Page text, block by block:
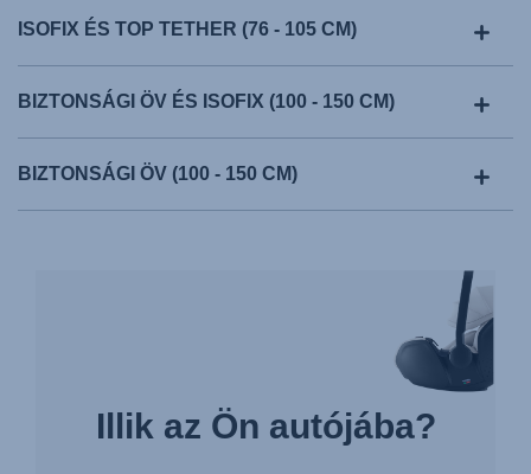
ISOFIX ÉS TOP TETHER (76 - 105 CM)
BIZTONSÁGI ÖV ÉS ISOFIX (100 - 150 CM)
BIZTONSÁGI ÖV (100 - 150 CM)
Illik az Ön autójába?